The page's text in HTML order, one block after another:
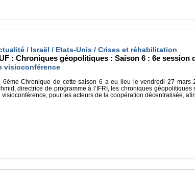
/ Israël / Etats-Unis / Crises et réhabilitation
: Chroniques géopolitiques : Saison 6 : 6e session
visioconférence
6ème Chronique de cette saison 6 a eu lieu le vendredi 27 mars
directrice de programme à l’IFRI, les chroniques
visioconférence, pour les acteurs de la coopération décentralisée,